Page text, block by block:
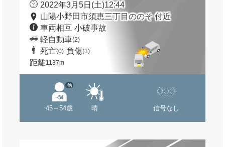
2022年3月5日(土)12:44
山陽小野田市須恵三丁目ののそ 付近
車両相互 小破事故
軽自動車(2)
死亡(0) 負傷(1)
距離1137m
45～54歳
他
晴 信号なし